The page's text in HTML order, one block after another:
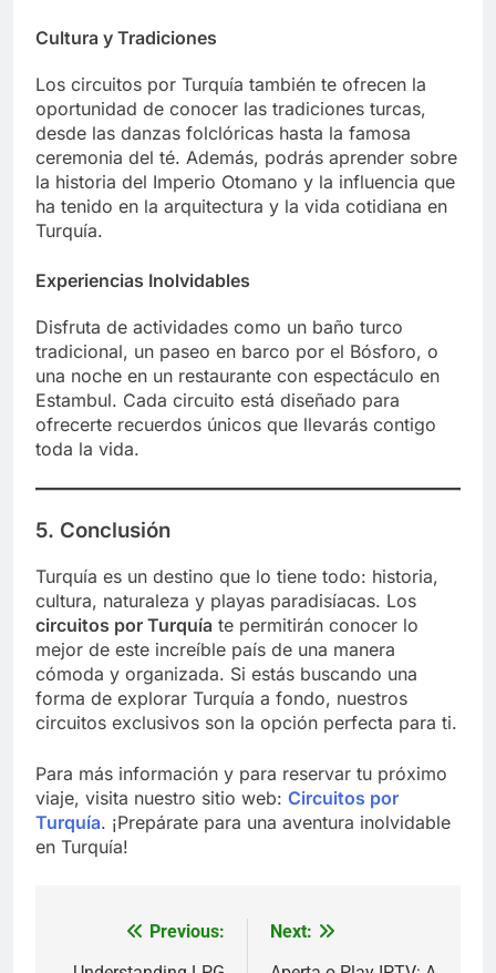
Cultura y Tradiciones
Los circuitos por Turquía también te ofrecen la
oportunidad de conocer las tradiciones turcas,
desde las danzas folclóricas hasta la famosa
ceremonia del té. Además, podrás aprender sobre
la historia del Imperio Otomano y la influencia que
ha tenido en la arquitectura y la vida cotidiana en
Turquía.
Experiencias Inolvidables
Disfruta de actividades como un baño turco
tradicional, un paseo en barco por el Bósforo, o
una noche en un restaurante con espectáculo en
Estambul. Cada circuito está diseñado para
ofrecerte recuerdos únicos que llevarás contigo
toda la vida.
5. Conclusión
Turquía es un destino que lo tiene todo: historia,
cultura, naturaleza y playas paradisíacas. Los
circuitos por Turquía te permitirán conocer lo
mejor de este increíble país de una manera
cómoda y organizada. Si estás buscando una
forma de explorar Turquía a fondo, nuestros
circuitos exclusivos son la opción perfecta para ti.
Para más información y para reservar tu próximo
viaje, visita nuestro sitio web: Circuitos por
Turquía. ¡Prepárate para una aventura inolvidable
en Turquía!
Previous:
Next: